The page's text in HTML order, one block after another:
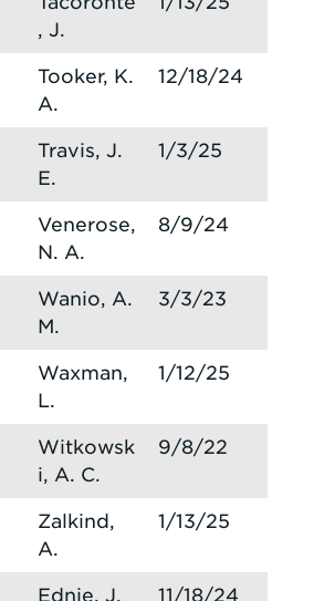
, J.
Tooker, K.
A.
12/18/24
Travis, J.
E.
1/3/25
Venerose,
N. A.
8/9/24
Wanio, A.
M.
3/3/23
Waxman,
L.
1/12/25
Witkowsk
i, A. C.
9/8/22
Zalkind,
A.
1/13/25
Ednie, J. 11/18/24